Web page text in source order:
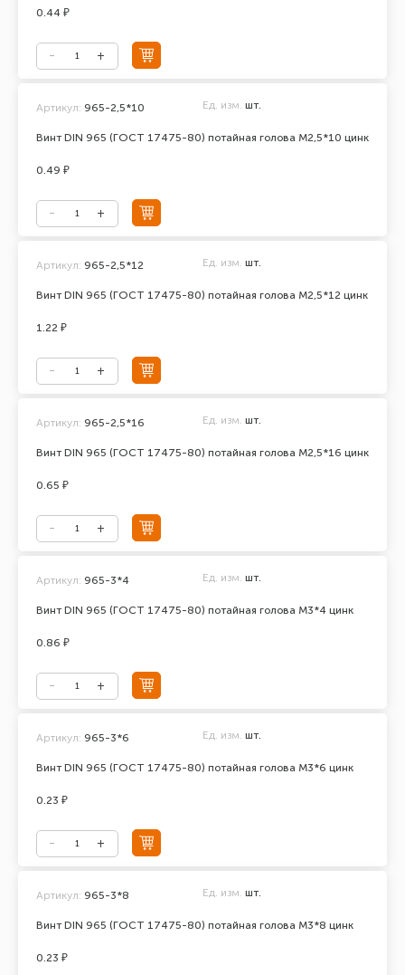
0.44 ₽
Винт DIN 965 (ГОСТ 17475-80) потайная голова М2,5*10 цинк
Артикул: 965-2,5*10 Ед. изм. шт.
0.49 ₽
Винт DIN 965 (ГОСТ 17475-80) потайная голова М2,5*12 цинк
Артикул: 965-2,5*12 Ед. изм. шт.
1.22 ₽
Винт DIN 965 (ГОСТ 17475-80) потайная голова М2,5*16 цинк
Артикул: 965-2,5*16 Ед. изм. шт.
0.65 ₽
Винт DIN 965 (ГОСТ 17475-80) потайная голова М3*4 цинк
Артикул: 965-3*4 Ед. изм. шт.
0.86 ₽
Винт DIN 965 (ГОСТ 17475-80) потайная голова М3*6 цинк
Артикул: 965-3*6 Ед. изм. шт.
0.23 ₽
Винт DIN 965 (ГОСТ 17475-80) потайная голова М3*8 цинк
Артикул: 965-3*8 Ед. изм. шт.
0.23 ₽